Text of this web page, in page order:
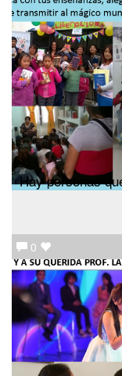
Hay personas
0